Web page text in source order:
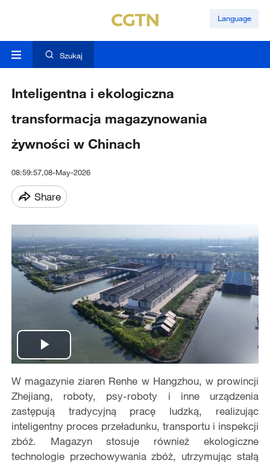
Language
Szukaj
Inteligentna i ekologiczna
transformacja magazynowania
żywności w Chinach
08:59:57,08-May-2026
Share
Play
Video
W magazynie ziaren Renhe w Hangzhou, w prowincji
Zhejiang, roboty, psy-roboty i inne urządzenia
zastępują tradycyjną pracę ludzką, realizując
inteligentny proces przeładunku, transportu i inspekcji
zbóż. Magazyn stosuje również ekologiczne
technologie przechowywania zbóż, utrzymując stałą